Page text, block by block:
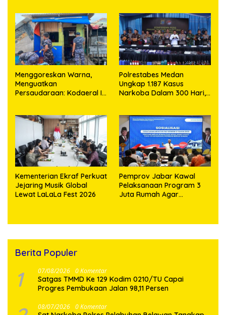
Nasional
‎Menggoreskan Warna,
Menguatkan
Persaudaraan: Kodaeral I
Pesisir
Polrestabes Medan
Ungkap 1.187 Kasus
Narkoba Dalam 300 Hari,
Kementerian Ekraf Perkuat
Jejaring Musik Global
Lewat LaLaLa Fest 2026
Pemprov Jabar Kawal
Pelaksanaan Program 3
Juta Rumah Agar
Berita Populer
1 07/08/2026 0 Komentar
Satgas TMMD Ke 129 Kodim 0210/TU Capai
Progres Pembukaan Jalan 98,11 Persen
08/07/2026 0 Komentar